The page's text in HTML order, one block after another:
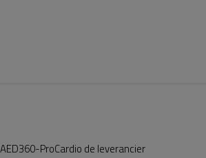
ProCardio de leverancier